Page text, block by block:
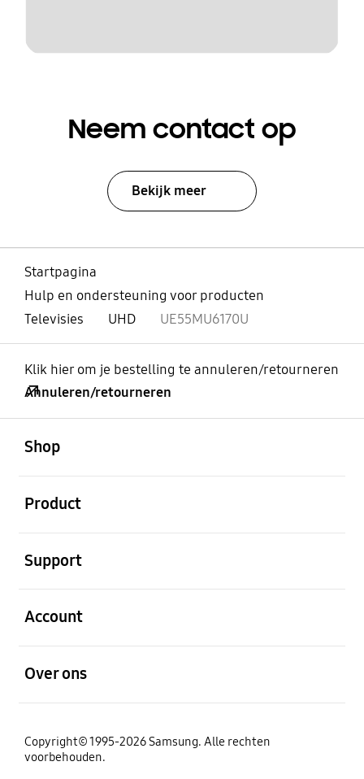
Neem contact op
Bekijk meer
Startpagina
Hulp en ondersteuning voor producten
Televisies
UHD UE55MU6170U
Klik hier om je bestelling te annuleren/retourneren
Annuleren/retourneren
Shop
Product
Support
Account
Over ons
Copyright© 1995-2026 Samsung. Alle rechten
voorbehouden.